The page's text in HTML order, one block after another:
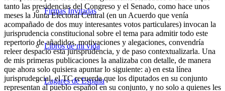
Firmas Invitadas
Libros de mi vida
Lugares de España
tanto las presidencias del Congreso y el Senado, como hace unos
meses la Junta Electoral Central (en un Acuerdo que venía
acompañado de dos muy interesantes votos particulares) invocan la
jurisprudencia constitucional sobre el tema para admitir todo este
repertorio de añadidos, motivaciones y alegaciones, convendría
releer despacio esta jurisprudencia, y de paso contextualizarla. Una
de mis primeras publicaciones la analizaba con detalle, de manera
que ahora solo quisiera apuntar lo siguiente: a) en esta línea
jurisprudencial, el TC recuerda que los diputados en su conjunto
representan al pueblo español en su conjunto, y no solo a quienes les